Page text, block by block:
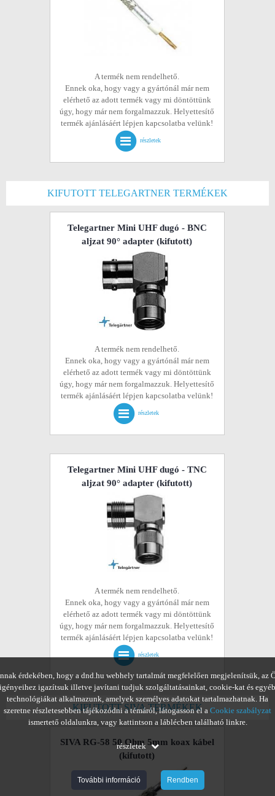
A termék nem rendelhető.
Ennek oka, hogy vagy a gyártónál már nem
elérhető az adott termék vagy mi döntöttünk
úgy, hogy már nem forgalmazzuk. Helyettesítő
termék ajánlásáért lépjen kapcsolatba velünk!
részletek
KIFUTOTT TELEGARTNER TERMÉKEK
Telegartner Mini UHF dugó - BNC
aljzat 90° adapter (kifutott)
A termék nem rendelhető.
Ennek oka, hogy vagy a gyártónál már nem
elérhető az adott termék vagy mi döntöttünk
úgy, hogy már nem forgalmazzuk. Helyettesítő
termék ajánlásáért lépjen kapcsolatba velünk!
részletek
Telegartner Mini UHF dugó - TNC
aljzat 90° adapter (kifutott)
A termék nem rendelhető.
Ennek oka, hogy vagy a gyártónál már nem
elérhető az adott termék vagy mi döntöttünk
úgy, hogy már nem forgalmazzuk. Helyettesítő
termék ajánlásáért lépjen kapcsolatba velünk!
részletek
KIFUTOTT SIVA TERMÉKEK
SIVA RG-58 50 Ohm 5mm koax kábel
(kifutott)
érdekében, hogy a dnd.hu webhely tartalmát megfelelően megjelenítsük, az
igényeihez igazítsuk illetve javítani tudjuk szolgáltatásainkat, cookie-kat és egyéb
technológiákat alkalmazunk, amelyek személyes adatokat tartalmazhatnak. Ha
szeretne részletesebben tájékozódni a témáról, látogasson el a Cookie szabályzat
ismertető oldalunkra, vagy kattintson a láblécben található linkre.
részletek
További információ Rendben